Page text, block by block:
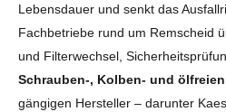
Lebensdauer und senkt das
Fachbetriebe rund um Remscheid
und Filterwechsel,
Schrauben-, Kolben- und
gängigen Hersteller – darunter